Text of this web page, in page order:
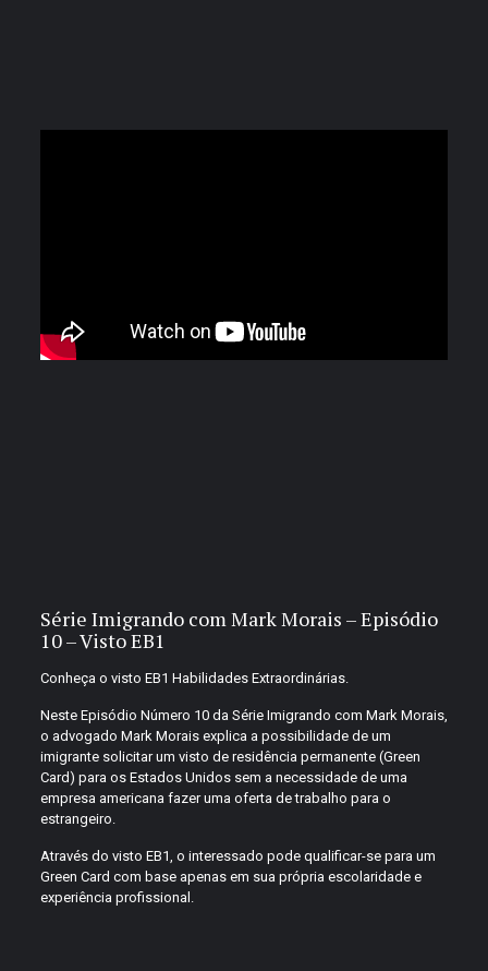
Série Imigrando com Mark Morais – Episódio
10 – Visto EB1
Conheça o visto EB1 Habilidades Extraordinárias.
Neste Episódio Número 10 da Série Imigrando com Mark Morais,
o advogado Mark Morais explica a possibilidade de um
imigrante solicitar um visto de residência permanente (Green
Card) para os Estados Unidos sem a necessidade de uma
empresa americana fazer uma oferta de trabalho para o
estrangeiro.
Através do visto EB1, o interessado pode qualificar-se para um
Green Card com base apenas em sua própria escolaridade e
experiência profissional.